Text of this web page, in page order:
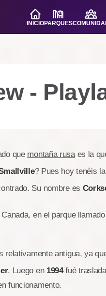
INICIOPARQUES
-
que montaña rusaes la
? Pues hoy tenéis
Su nombre es
en el parque llamado
relativamente antigua, ya
. Luego en 1994fué
funcionamento.